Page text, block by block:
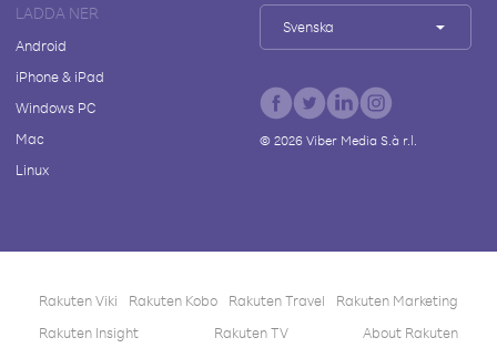
LADDA NER
Android
iPhone & iPad
Windows PC
Mac
Linux
Svenska
© 2026Viber Media S.à r.l.
Rakuten Viki Rakuten Kobo Rakuten Travel
Rakuten Marketing
Rakuten Insight
Rakuten TV About Rakuten